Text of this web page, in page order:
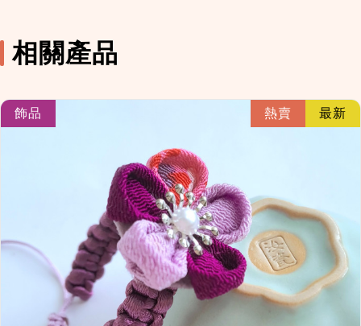
相關產品
飾品 熱賣 最新
link